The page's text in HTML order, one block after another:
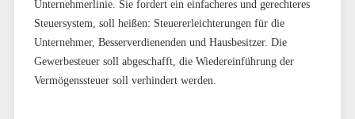
Unternehmerlinie. Sie fordert ein einfacheres und gerechteres
Steuersystem, soll heißen: Steuererleichterungen für die
Unternehmer, Besserverdienenden und Hausbesitzer. Die
Gewerbesteuer soll abgeschafft, die Wiedereinführung der
Vermögenssteuer soll verhindert werden.